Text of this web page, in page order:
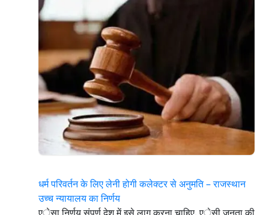
धर्म परिवर्तन के लिए लेनी होगी कलेक्टर से अनुमति – राजस्थान
उच्च न्यायालय का निर्णय